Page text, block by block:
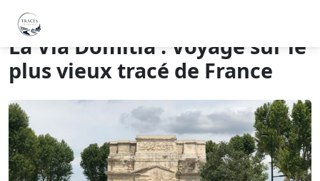
La Via Domitia : Voyage sur le
plus vieux tracé de France